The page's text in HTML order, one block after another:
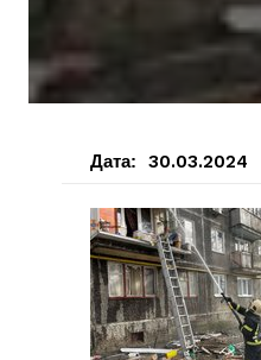
Дата: 30.03.2024